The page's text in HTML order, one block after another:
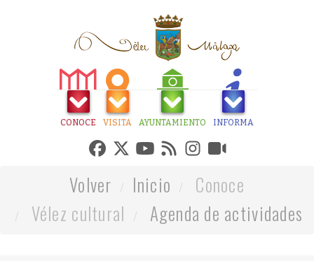
CONOCE VISITA AYUNTAMIENTO INFORMA
Volver Inicio
Conoce
Vélez cultural
Agenda de actividades